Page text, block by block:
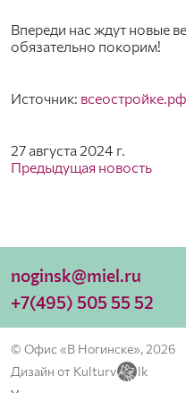
Впереди нас ждут новые
обязательно покорим!
Источник: всеостройке.рф
27 августа 2024 г.
Предыдущая новость
noginsk@miel.ru
+7(495) 505 55 52
© Офис «В Ногинске», 2026
Дизайн от Kulturv
lk